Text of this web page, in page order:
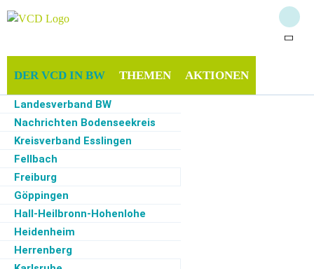
DER VCD IN BW
Landesverband BW
Nachrichten Bodenseekreis
Kreisverband Esslingen
Fellbach
Freiburg
Göppingen
Hall-Heilbronn-Hohenlohe
Heidenheim
Herrenberg
THEMEN AKTIONEN
Start·Der VCD in BW
Zur Zeit keine Termine